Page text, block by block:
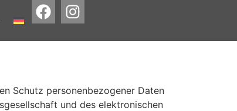
Schutz personenbezogener Daten
und des elektronischen